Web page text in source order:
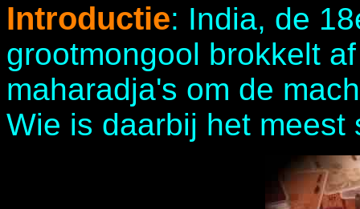
Introductie: India, de
grootmongool brokkelt
maharadja's om de
Wie is daarbij het meest